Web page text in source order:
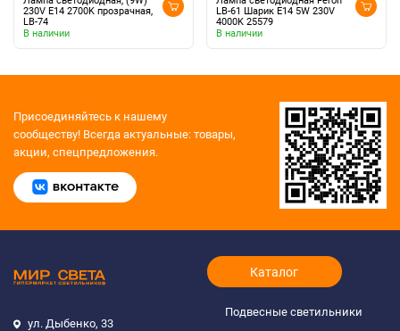
230V E14 2700K прозрачная,
LB-74
В наличии
LB-61 Шарик E14 5W 230V
4000K 25579
В наличии
Присоединяйтесь к нашему
сообществу! Всегда актуальные: товары,
акции, спецпредложения.
ул. Дыбенко, 33
Каталог
Подвесные светильники